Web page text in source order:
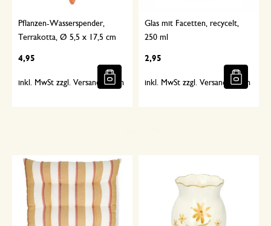
Pflanzen-Wasserspender,
Terrakotta, Ø 5,5 x 17,5 cm
4,95
inkl. MwSt zzgl. Versandkosten
Glas mit Facetten, recycelt,
250 ml
2,95
inkl. MwSt zzgl. Versandkosten